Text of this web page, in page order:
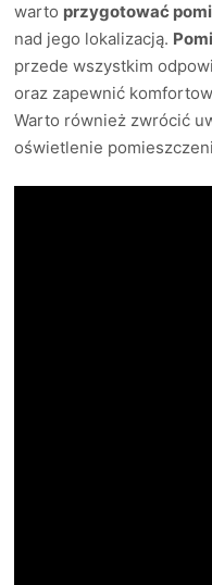
warto przygotować
nad jego lokalizacją.
przede wszystkim
oraz zapewnić
Warto również zwrócić
oświetlenie